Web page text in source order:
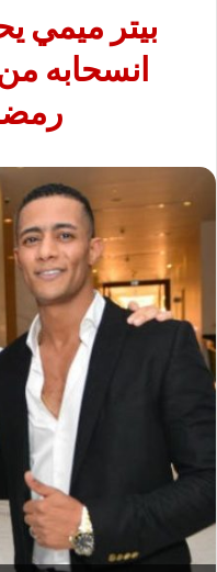
بيتر ميمي
انسحابه